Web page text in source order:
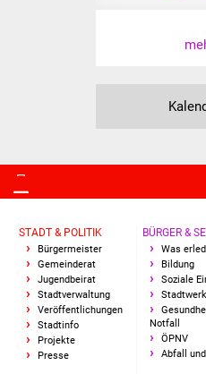
STADT & POLITIK
Bürgermeister
Gemeinderat
Jugendbeirat
Stadtverwaltung
Veröffentlichungen
Stadtinfo
Projekte
Presse
BÜRGER &
Was
Bildung
Soziale
Notfall
ÖPNV
Abfall